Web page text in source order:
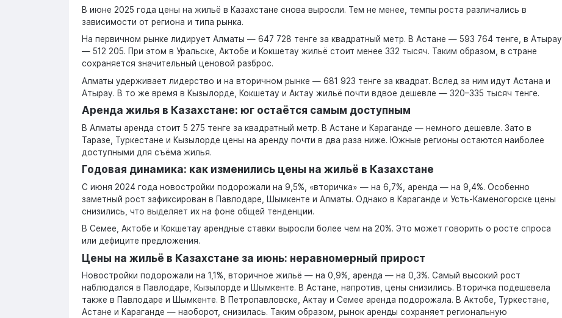
В июне 2025 года цены на жильё в Казахстане снова выросли. Тем не менее, темпы роста различались в
зависимости от региона и типа рынка.
На первичном рынке лидирует Алматы — 647 728 тенге за квадратный метр. В Астане — 593 764 тенге, в Атырау
— 512 205. При этом в Уральске, Актобе и Кокшетау жильё стоит менее 332 тысяч. Таким образом, в стране
сохраняется значительный ценовой разброс.
Алматы удерживает лидерство и на вторичном рынке — 681 923 тенге за квадрат. Вслед за ним идут Астана и
Атырау. В то же время в Кызылорде, Кокшетау и Актау жильё почти вдвое дешевле — 320–335 тысяч тенге.
Аренда жилья в Казахстане: юг остаётся самым доступным
В Алматы аренда стоит 5 275 тенге за квадратный метр. В Астане и Караганде — немного дешевле. Зато в
Таразе, Туркестане и Кызылорде цены на аренду почти в два раза ниже. Южные регионы остаются наиболее
доступными для съёма жилья.
Годовая динамика: как изменились цены на жильё в Казахстане
С июня 2024 года новостройки подорожали на 9,5%, «вторичка» — на 6,7%, аренда — на 9,4%. Особенно
заметный рост зафиксирован в Павлодаре, Шымкенте и Алматы. Однако в Караганде и Усть-Каменогорске цены
снизились, что выделяет их на фоне общей тенденции.
В Семее, Актобе и Кокшетау арендные ставки выросли более чем на 20%. Это может говорить о росте спроса
или дефиците предложения.
Цены на жильё в Казахстане за июнь: неравномерный прирост
Новостройки подорожали на 1,1%, вторичное жильё — на 0,9%, аренда — на 0,3%. Самый высокий рост
наблюдался в Павлодаре, Кызылорде и Шымкенте. В Астане, напротив, цены снизились. Вторичка подешевела
также в Павлодаре и Шымкенте. В Петропавловске, Актау и Семее аренда подорожала. В Актобе, Туркестане,
Астане и Караганде — наоборот, снизилась. Таким образом, рынок аренды сохраняет региональную